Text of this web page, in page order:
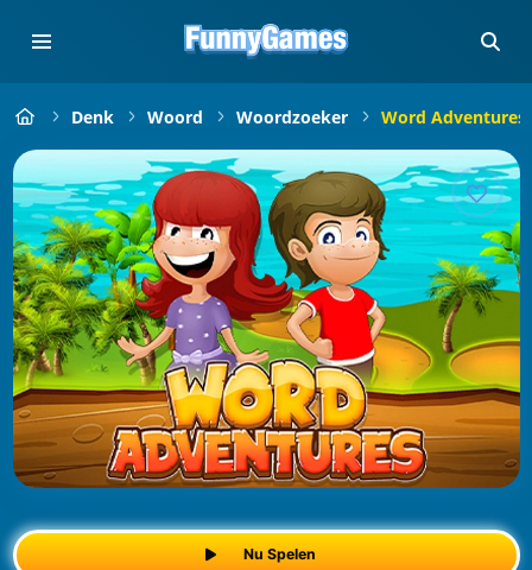
Denk Woord Woordzoeker Word Adventures
Nu Spelen